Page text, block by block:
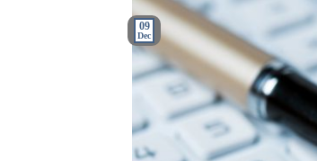
09
Dec